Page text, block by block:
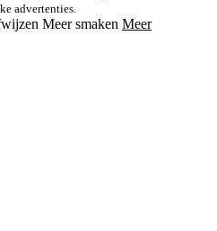
advertenties.
Meer smaken Meer